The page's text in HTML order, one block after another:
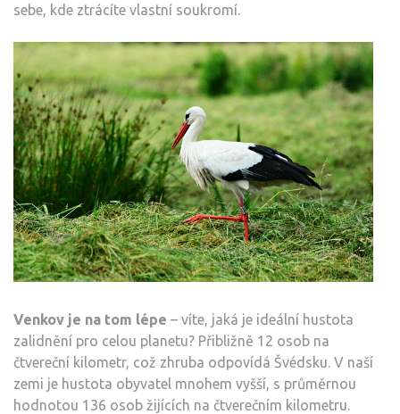
sebe, kde ztrácíte vlastní soukromí.
Venkov je na tom lépe – víte, jaká je ideální hustota
zalidnění pro celou planetu? Přibližně 12 osob na
čtvereční kilometr, což zhruba odpovídá Švédsku. V naší
zemi je hustota obyvatel mnohem vyšší, s průměrnou
hodnotou 136 osob žijících na čtverečním kilometru.